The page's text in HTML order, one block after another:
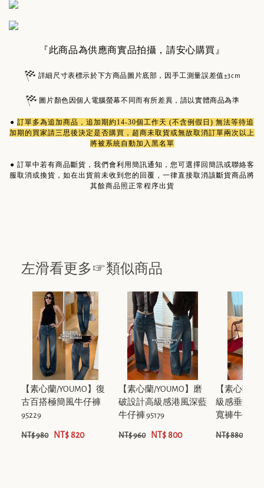
『此商品為供應商實品拍攝，請安心購買』
詳細尺寸表標示於下方商品圖片底部，因手工測量誤差值±3cm
圖片顏色因個人電腦螢幕不同而有所差異，請以實體商品為準
● 訂單多為追加商品 ，追加期約14-30個工作天 (不含例假日) 無法等待追
加期的買家請三思後決定是否購買，超商未取貨或無故取消訂單兩次以上
將被系統自動加入黑名單
● 訂單中若有商品斷貨，我們會利用簡訊通知，您可選擇回簡訊或聯絡客
服取消或換貨，如在出貨前未收到您的回覆，一律直接取消該斷貨商品將
其餘商品照正常程序出貨
左滑看更多☞類似商品
【素心蘭/YOUMO】復
古百搭極簡風牛仔褲
95229
NT$ 980 NT$ 820
【素心蘭/YOUMO】磨
破設計高級感港風深藍
牛仔褲 95179
NT$ 960 NT$ 800
【素心蘭/
級感垂墜寬
寬褲牛仔褲
NT$ 880